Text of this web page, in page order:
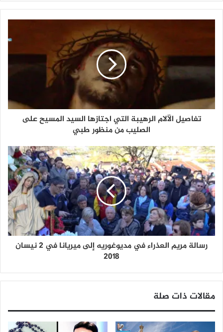
تفاصيل الآلام الرهيبة التي اجتازها السيد المسيح على
الصليب من منظور طبي
رسالة مريم العذراء في مديوغوريه إلى ميريانا في 2 نيسان
2018
مقالات ذات صلة